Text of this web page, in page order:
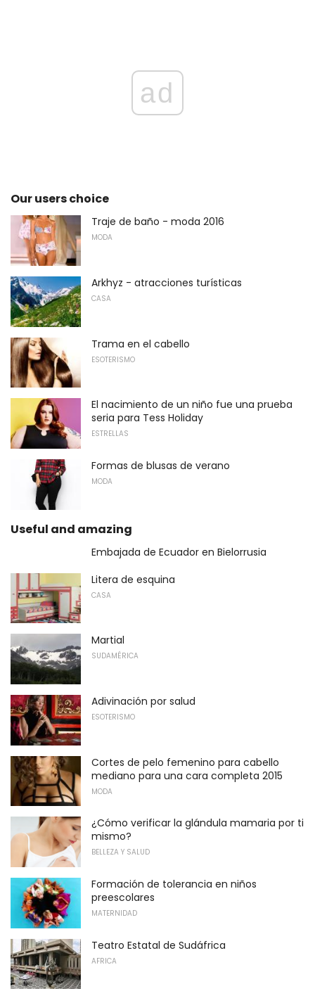
ad
Our users choice
Traje de baño - moda 2016
MODA
Arkhyz - atracciones turísticas
CASA
Trama en el cabello
ESOTERISMO
El nacimiento de un niño fue una prueba
seria para Tess Holiday
ESTRELLAS
Formas de blusas de verano
MODA
Useful and amazing
Embajada de Ecuador en Bielorrusia
Litera de esquina
CASA
Martial
SUDAMÉRICA
Adivinación por salud
ESOTERISMO
Cortes de pelo femenino para cabello
mediano para una cara completa 2015
MODA
¿Cómo verificar la glándula mamaria por ti
mismo?
BELLEZA Y SALUD
Formación de tolerancia en niños
preescolares
MATERNIDAD
Teatro Estatal de Sudáfrica
AFRICA